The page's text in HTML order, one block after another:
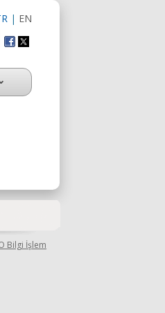
| EN
Bilgi İşlem